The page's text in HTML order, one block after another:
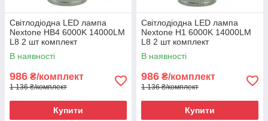
Світлодіодна LED лампа
Nextone HB4 6000K 14000LM
L8 2 шт комплект
В наявності
986 ₴/комплект
1 136 ₴/комплект
Купити
Світлодіодна LED лампа
Nextone H1 6000K 14000LM
L8 2 шт комплект
В наявності
986 ₴/комплект
1 136 ₴/комплект
Купити